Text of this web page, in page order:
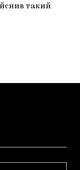
такий